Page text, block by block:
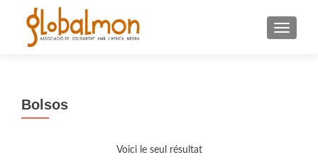
Bolsos
Voici le seul résultat